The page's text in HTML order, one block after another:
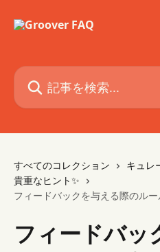
記事を検索...
すべてのコレクション
キュレ
貴重なヒント✨
フィードバックを与える際のル
フィードバッ